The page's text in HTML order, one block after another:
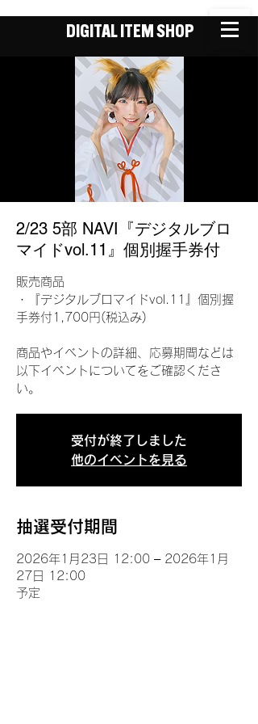
DIGITAL ITEM SHOP
2/23 5部 NAVI『デジタルブロ
マイドvol.11』個別握手券付
販売商品
・『デジタルブロマイドvol.11』個別握
手券付1,700円(税込み)
商品やイベントの詳細、応募期間などは
以下イベントについてをご確認くださ
い。
受付が終了しました
他のイベントを見る
抽選受付期間
2026年1月23日 12:00 – 2026年1月
27日 12:00
予定